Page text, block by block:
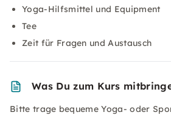
Yoga-Hilfsmittel und Equipment
Tee
Zeit für Fragen und Austausch
Was Du zum Kurs
Bitte trage bequeme Yoga- oder